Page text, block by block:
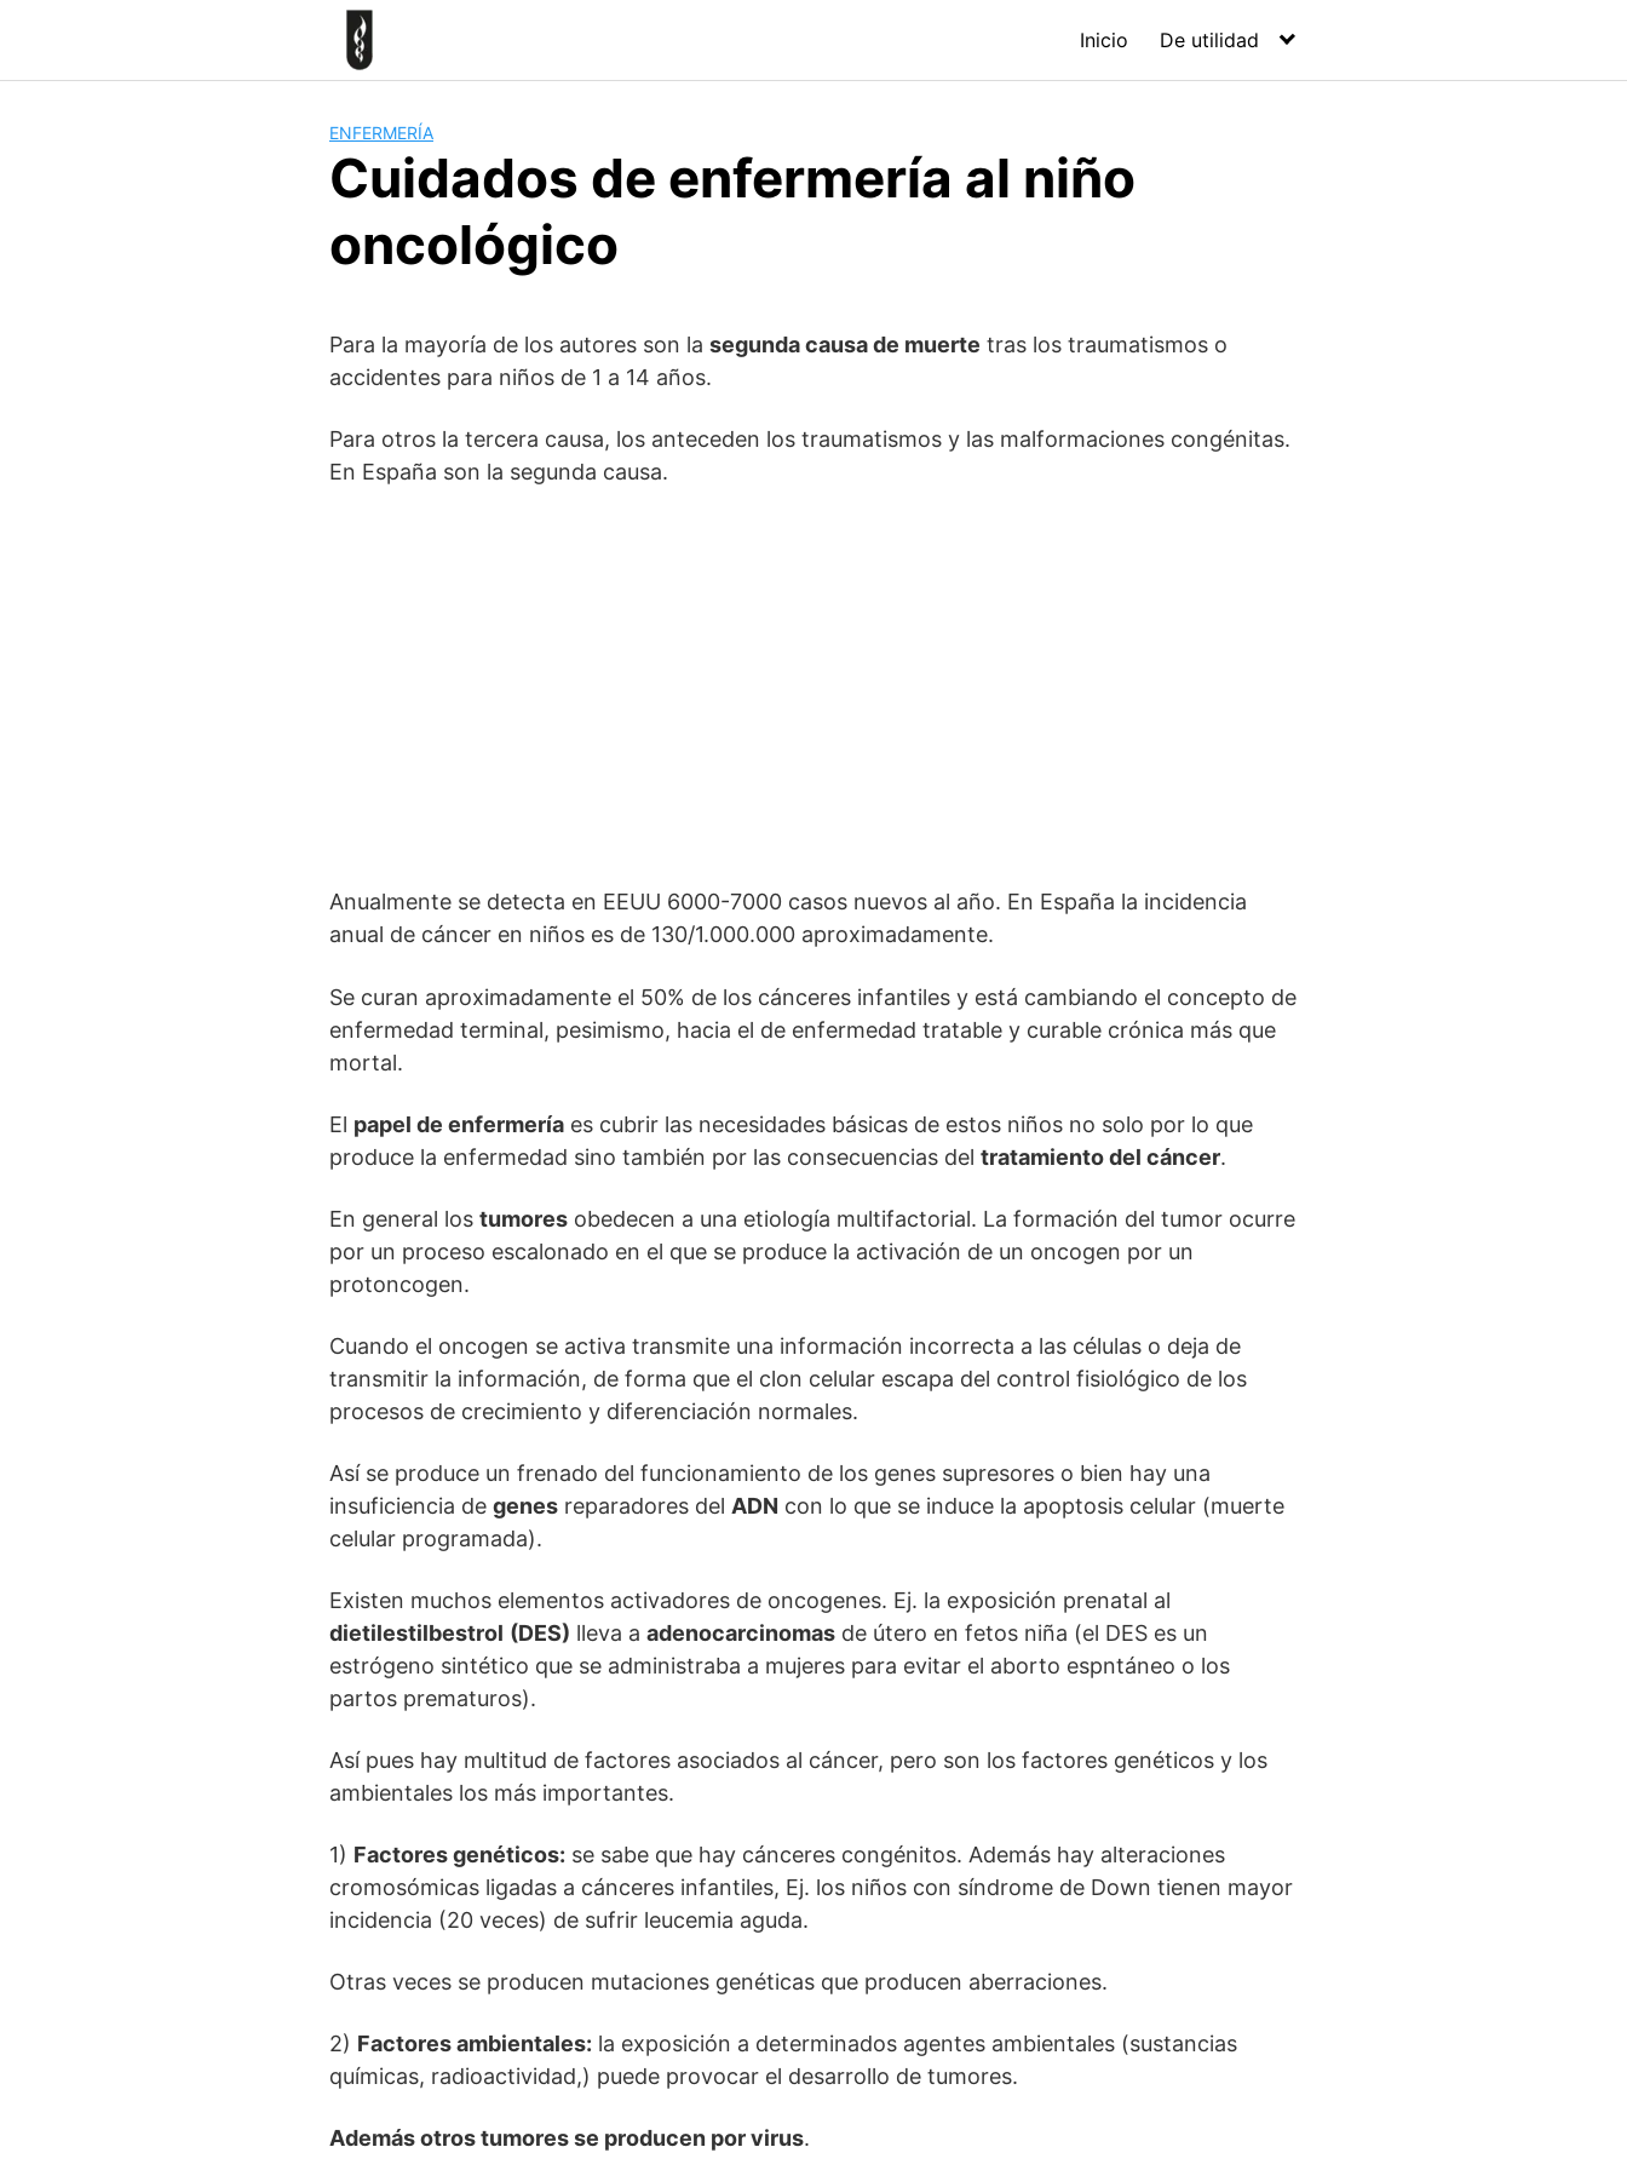
Inicio De utilidad
ENFERMERÍA
Cuidados de enfermería al niño
oncológico
Para la mayoría de los autores son la segunda causa de muerte tras los traumatismos o
accidentes para niños de 1 a 14 años.
Para otros la tercera causa, los anteceden los traumatismos y las malformaciones congénitas.
En España son la segunda causa.
Anualmente se detecta en EEUU 6000-7000 casos nuevos al año. En España la incidencia
anual de cáncer en niños es de 130/1.000.000 aproximadamente.
Se curan aproximadamente el 50% de los cánceres infantiles y está cambiando el concepto de
enfermedad terminal, pesimismo, hacia el de enfermedad tratable y curable crónica más que
mortal.
El papel de enfermería es cubrir las necesidades básicas de estos niños no solo por lo que
produce la enfermedad sino también por las consecuencias del tratamiento del cáncer.
En general los tumores obedecen a una etiología multifactorial. La formación del tumor ocurre
por un proceso escalonado en el que se produce la activación de un oncogen por un
protoncogen.
Cuando el oncogen se activa transmite una información incorrecta a las células o deja de
transmitir la información, de forma que el clon celular escapa del control fisiológico de los
procesos de crecimiento y diferenciación normales.
Así se produce un frenado del funcionamiento de los genes supresores o bien hay una
insuficiencia de genes reparadores del ADN con lo que se induce la apoptosis celular (muerte
celular programada).
Existen muchos elementos activadores de oncogenes. Ej. la exposición prenatal al
dietilestilbestrol (DES) lleva a adenocarcinomas de útero en fetos niña (el DES es un
estrógeno sintético que se administraba a mujeres para evitar el aborto espntáneo o los
partos prematuros).
Así pues hay multitud de factores asociados al cáncer, pero son los factores genéticos y los
ambientales los más importantes.
1) Factores genéticos: se sabe que hay cánceres congénitos. Además hay alteraciones
cromosómicas ligadas a cánceres infantiles, Ej. los niños con síndrome de Down tienen mayor
incidencia (20 veces) de sufrir leucemia aguda.
Otras veces se producen mutaciones genéticas que producen aberraciones.
2) Factores ambientales: la exposición a determinados agentes ambientales (sustancias
químicas, radioactividad,) puede provocar el desarrollo de tumores.
Además otros tumores se producen por virus.